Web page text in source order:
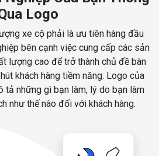
Logo
xe cộ phải là ưu tiên hàng đầu
bên cạnh việc cung cấp các sản
lượng cao để trở thành chủ đề bàn
khách hàng tiềm năng. Logo của
tả những gì bạn làm, lý do bạn làm
như thế nào đối với khách hàng.